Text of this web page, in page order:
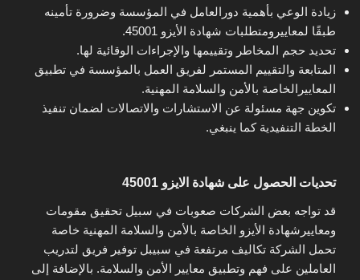
زيادة الوعي بأهمية دورالعامل في المؤسسة وضرورة تأمينه
طبقًا لمعاييرومتطلبات شهادة الأيزو 45001.
تحديد حجم المخاطر وتقييمها والإجراءات الوقائية لها.
المتابعة والتقييم المستمر لفريق العمل بالمؤسسة في تطبيق
المعاييرالخاصة بالأمن والسلامة المهنية.
تكوين جهة مسئولة عن الاستشارات والاتصالات لضمان تنفيذ
الخطة التنفيدية كما ينبغي.
تحديات الحصول على شهادة الايزو 45001
قد تواجه بعض الشركات صعوبات في سبيل تحقيق مقومات
ومعاييرشهادة الأيزو الخاصة بالأمن والسلامة المهنية خاصة
تحمل الشركة تكاليف مرتفعة في سبيبل توفير فريق لتدريب
العاملين على فهم وتطبيق معايير الأمن والسلامة. بالإضافة إلى